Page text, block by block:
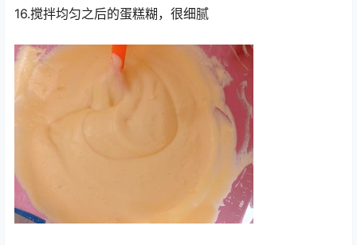
16.搅拌均匀之后的蛋糕糊，很细腻